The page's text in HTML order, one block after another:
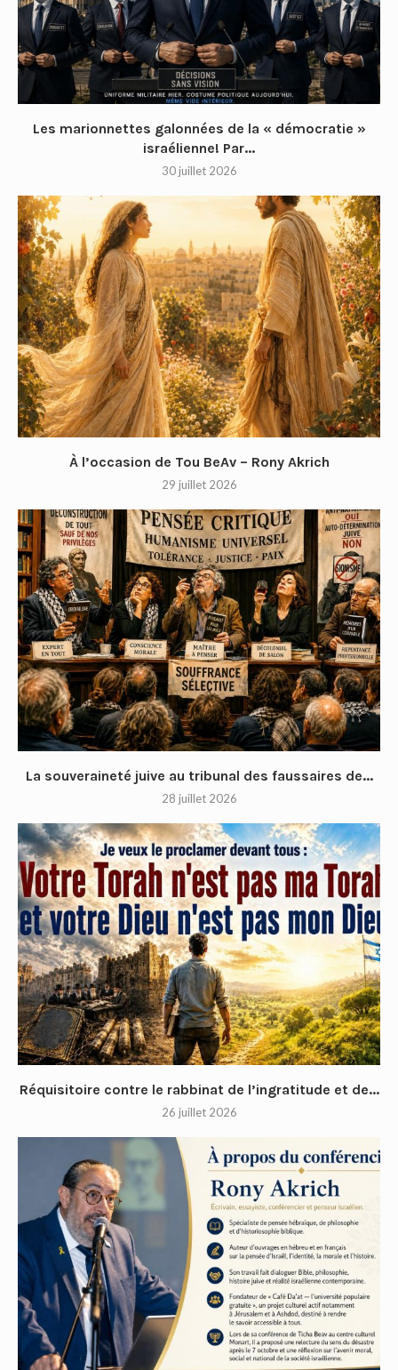
Les marionnettes galonnées de la « démocratie »
israélienne! Par...
30 juillet 2026
À l’occasion de Tou BeAv – Rony Akrich
29 juillet 2026
La souveraineté juive au tribunal des faussaires de...
28 juillet 2026
Réquisitoire contre le rabbinat de l’ingratitude et de...
26 juillet 2026